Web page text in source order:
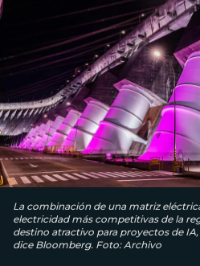
La combinación de una matriz
electricidad más competitivas de la
destino atractivo para proyectos de
dice Bloomberg. Foto: Archivo